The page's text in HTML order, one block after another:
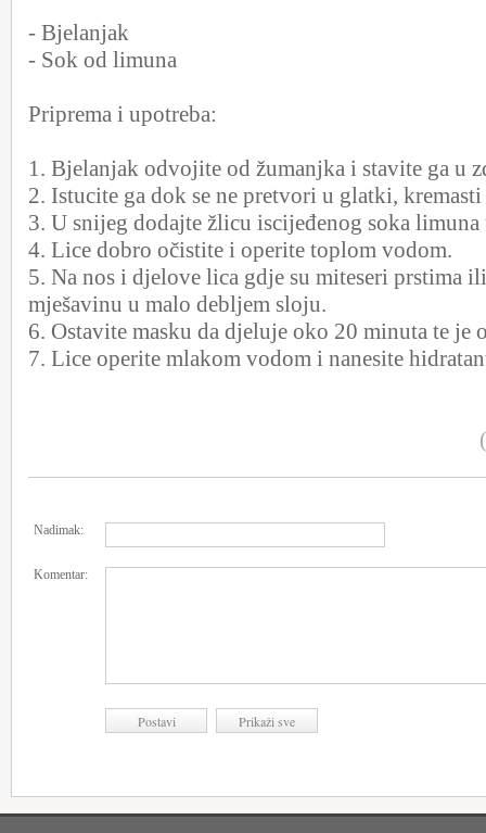
- Bjelanjak
- Sok od limuna
Priprema i upotreba:
1. Bjelanjak odvojite od žumanjka i stavite ga u
2. Istucite ga dok se ne pretvori u glatki,
3. U snijeg dodajte žlicu iscijeđenog soka limuna
4. Lice dobro očistite i operite toplom vodom.
5. Na nos i djelove lica gdje su miteseri prstima
mješavinu u malo debljem sloju.
6. Ostavite masku da djeluje oko 20 minuta te je
7. Lice operite mlakom vodom i nanesite
Nadimak:
Komentar: